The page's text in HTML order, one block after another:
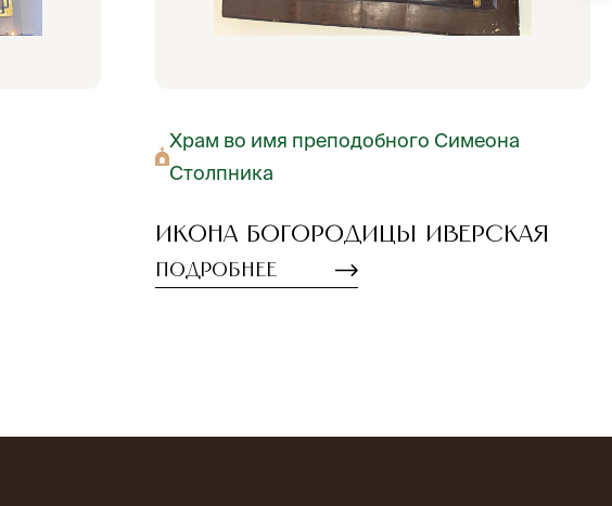
Храм во имя преподобного Симеона
Столпника
Икона Богородицы Иверская
Подробнее